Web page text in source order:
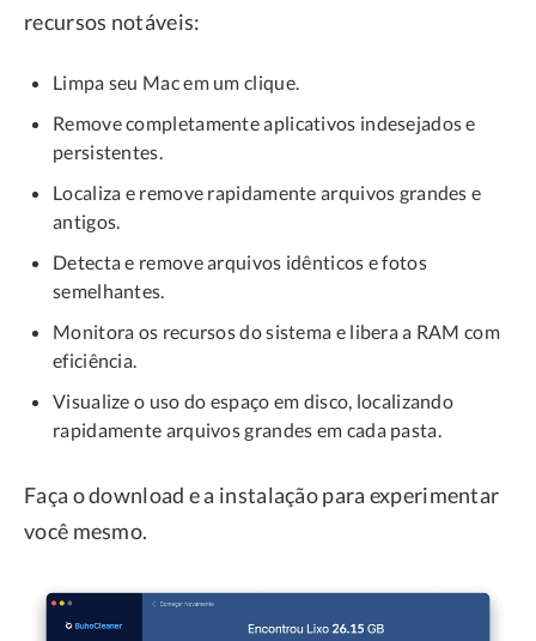
recursos notáveis:
Limpa seu Mac em um clique.
Remove completamente aplicativos indesejados e
persistentes.
Localiza e remove rapidamente arquivos grandes e
antigos.
Detecta e remove arquivos idênticos e fotos
semelhantes.
Monitora os recursos do sistema e libera a RAM com
eficiência.
Visualize o uso do espaço em disco, localizando
rapidamente arquivos grandes em cada pasta.
Faça o download e a instalação para experimentar
você mesmo.